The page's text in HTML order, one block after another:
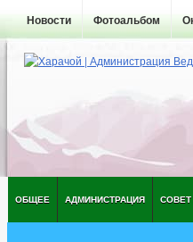
Новости Фотоальбом
ОБЩЕЕ АДМИНИСТРАЦИЯ СОВЕТ